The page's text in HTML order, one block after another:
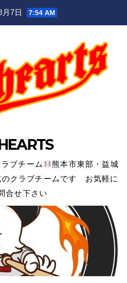
7日 7:54 AM
ブチーム
熊本市東部・益城
のクラブチームです お気軽に
合せ下さい